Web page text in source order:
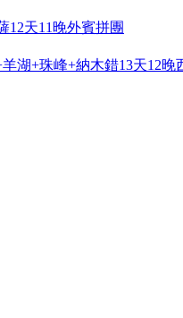
12天11晚外賓拼團
湖+珠峰+納木錯13天12晚